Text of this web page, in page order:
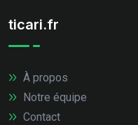
ticari.fr
À propos
Notre équipe
Contact